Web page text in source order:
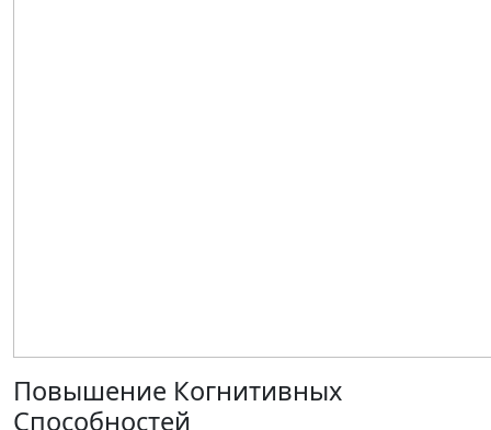
Повышение Когнитивных
Способностей